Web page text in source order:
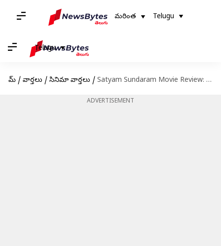
మరింత Telugu
Telugu
హోమ్ / వార్తలు / సినిమా వార్తలు / Satyam Sundaram Movie Review: అనుబంధాలను పంచుకునే ప్రయాణంలా 'సత్యం సుందరం'.. కార్తి అరవిందస్వామి ఎలా నటించారంటే?
ADVERTISEMENT